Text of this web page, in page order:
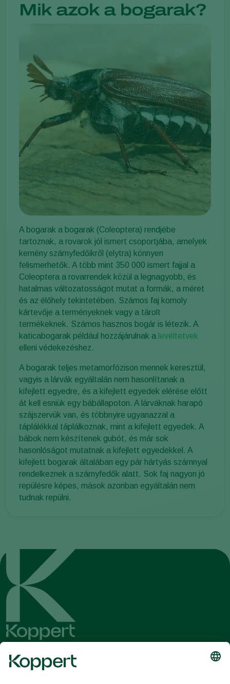
Mik azok a bogarak?
A bogarak a bogarak (Coleoptera) rendjébe
tartoznak, a rovarok jól ismert csoportjába, amelyek
kemény szárnyfedőikről (elytra) könnyen
felismerhetők. A több mint 350 000 ismert fajjal a
Coleoptera a rovarrendek közül a legnagyobb, és
hatalmas változatosságot mutat a formák, a méret
és az élőhely tekintetében. Számos faj komoly
kártevője a terményeknek vagy a tárolt
termékeknek. Számos hasznos bogár is létezik. A
katicabogarak például hozzájárulnak a levéltetvek
elleni védekezéshez.
A bogarak teljes metamorfózison mennek keresztül,
vagyis a lárvák egyáltalán nem hasonlítanak a
kifejlett egyedre, és a kifejlett egyedek elérése előtt
át kell esniük egy bábállapoton. A lárváknak harapó
szájszervük van, és többnyire ugyanazzal a
táplálékkal táplálkoznak, mint a kifejlett egyedek. A
bábok nem készítenek gubót, és már sok
hasonlóságot mutatnak a kifejlett egyedekkel. A
kifejlett bogarak általában egy pár hártyás szárnnyal
rendelkeznek a szárnyfedők alatt. Sok faj nagyon jó
repülésre képes, mások azonban egyáltalán nem
tudnak repülni.